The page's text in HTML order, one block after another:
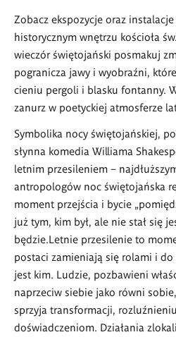
Zobacz ekspozycje oraz
historycznym wnętrzu kościoła
wieczór świętojański posmakuj
pogranicza jawy i wyobraźni,
cieniu pergoli i blasku fontanny.
zanurz w poetyckiej atmosferze
Symbolika nocy świętojańskiej,
słynna komedia Williama
letnim przesileniem –
antropologów noc świętojańska
moment przejścia i bycie
już tym, kim był, ale nie stał się
będzie.Letnie przesilenie to
postaci zamieniają się rolami i
jest kim. Ludzie, pozbawieni
naprzeciw siebie jako równi
sprzyja transformacji,
doświadczeniom. Działania